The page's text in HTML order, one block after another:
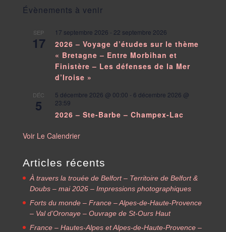
Évènements à venir
SEP
17
17 septembre 2026 - 22 septembre 2026
2026 – Voyage d’études sur le thème
« Bretagne – Entre Morbihan et
Finistère – Les défenses de la Mer
d’Iroise »
DÉC
5
5 décembre 2026 @ 00:00 - 6 décembre 2026 @
23:59
2026 – Ste-Barbe – Champex-Lac
Voir Le Calendrier
Articles récents
À travers la trouée de Belfort – Territoire de Belfort &
Doubs – mai 2026 – Impressions photographiques
Forts du monde – France – Alpes-de-Haute-Provence
– Val d’Oronaye – Ouvrage de St-Ours Haut
France – Hautes-Alpes et Alpes-de-Haute-Provence –